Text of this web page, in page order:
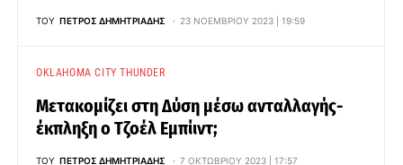
ΤΟΥ ΠΈΤΡΟΣ ΔΗΜΗΤΡΙΆΔΗΣ 23 ΝΟΕΜΒΡΊΟΥ 2023 | 19:59
OKLAHOMA CITY THUNDER
Μετακομίζει στη Δύση μέσω ανταλλαγής-
έκπληξη ο Τζοέλ Εμπίιντ;
ΤΟΥ ΠΈΤΡΟΣ ΔΗΜΗΤΡΙΆΔΗΣ 7 ΟΚΤΩΒΡΊΟΥ 2023 | 17:57